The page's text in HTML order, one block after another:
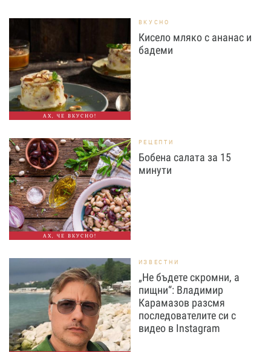
АХ, ЧЕ ВКУСНО!
ВКУСНО
Кисело мляко с ананас и
бадеми
АХ, ЧЕ ВКУСНО!
РЕЦЕПТИ
Бобена салата за 15
минути
ИЗВЕСТНИ
„Не бъдете скромни, а
пищни“: Владимир
Карамазов разсмя
последователите си с
видео в Instagram